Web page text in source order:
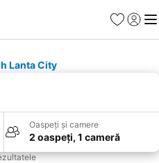
Favorite
Lanta City
Oaspeți și camere
2 oaspeți, 1 cameră